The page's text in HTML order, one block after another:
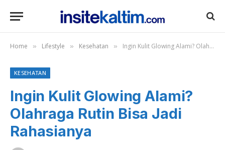
Home » Lifestyle » Kesehatan » Ingin Kulit Glowing Alami? Olahraga Rutin Bisa Jadi Rahasianya
KESEHATAN
Ingin Kulit Glowing Alami?
Olahraga Rutin Bisa Jadi
Rahasianya